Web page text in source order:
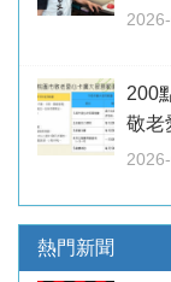
200
敬老
熱門新聞